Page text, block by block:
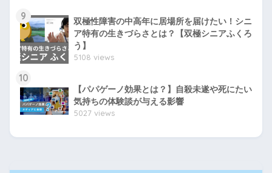
9
双極性障害の中高年に居場所を届けたい！シニ
ア特有の生きづらさとは？【双極シニアふくろ
う】
5108 views
10
【パパゲーノ効果とは？】自殺未遂や死にたい
気持ちの体験談が与える影響
5027 views